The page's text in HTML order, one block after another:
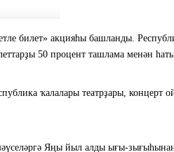
билет» акцияһы башланды.
50 процент ташлама менән
ҡалалары театрҙары,
Яңы йыл алды ығы-